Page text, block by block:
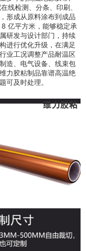
线检测、分条、印刷、
形成从原料涂布到成品
亿平方米，能够稳定承
研发与设计部门，持续
进行优化升级，在满足
业工况调整产品耐温区
造、电气设备、线束包
力胶粘制品靠谱高温绝
可及时处理。